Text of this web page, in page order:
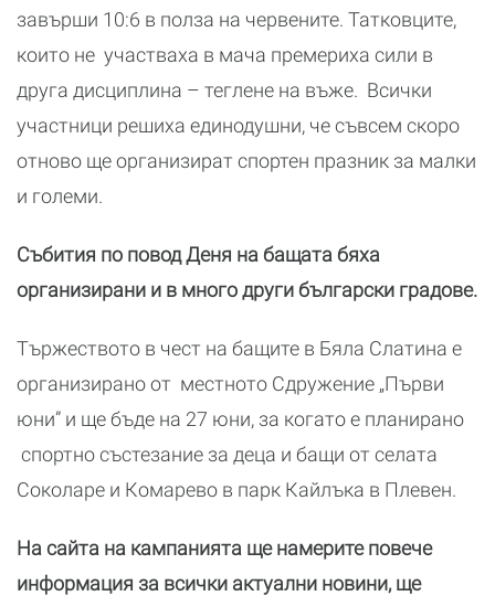
завърши 10:6 в полза на червените. Татковците,
които не участваха в мача премериха сили в
друга дисциплина – теглене на въже. Всички
участници решиха единодушни, че съвсем скоро
отново ще организират спортен празник за малки
и големи.
Събития по повод Деня на бащата бяха
организирани и в много други български градове.
Тържеството в чест на бащите в Бяла Слатина е
организирано от местното Сдружение „Първи
юни” и ще бъде на 27 юни, за когато е планирано
спортно състезание за деца и бащи от селата
Соколаре и Комарево в парк Кайлъка в Плевен.
На сайта на кампанията ще намерите повече
информация за всички актуални новини, ще